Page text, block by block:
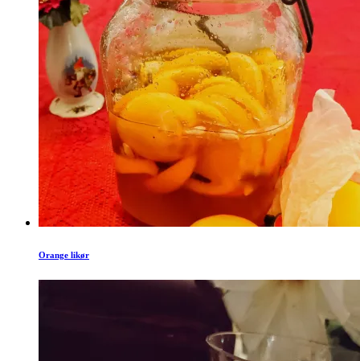
Orange likør